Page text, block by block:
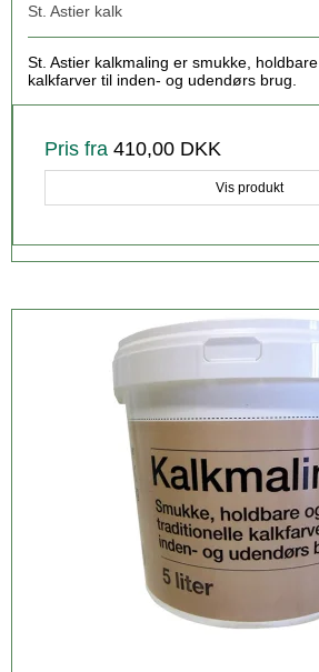
St. Astier kalk
St. Astier kalkmaling er smukke,
kalkfarver til inden- og udendørs brug.
Pris fra 410,00 DKK
Vis produkt